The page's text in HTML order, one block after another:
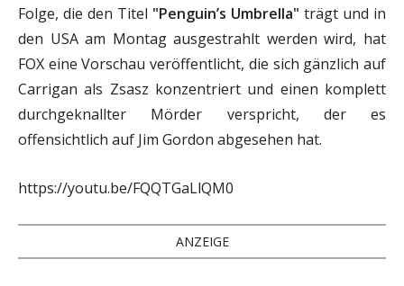
Folge, die den Titel "Penguin’s Umbrella" trägt und in
den USA am Montag ausgestrahlt werden wird, hat
FOX eine Vorschau veröffentlicht, die sich gänzlich auf
Carrigan als Zsasz konzentriert und einen komplett
durchgeknallter Mörder verspricht, der es
offensichtlich auf Jim Gordon abgesehen hat.
https://youtu.be/FQQTGaLlQM0
ANZEIGE